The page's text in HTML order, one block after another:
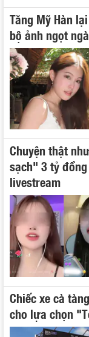
Tăng Mỹ Hàn
bộ ảnh ngọt
Chuyện thật
sạch" 3 tỷ
livestream
Chiếc xe cà
cho lựa chọn